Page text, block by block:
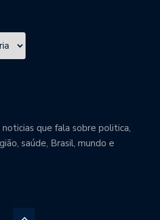
que fala sobre politica,
saúde, Brasil, mundo e